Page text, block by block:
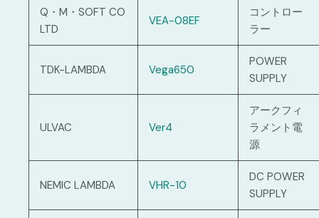
Q・M・SOFT CO
LTD
VEA-08EF
コントロー
ラー
TDK-LAMBDA Vega650
POWER
SUPPLY
ULVAC Ver4
アークフィ
ラメント電
源
NEMIC LAMBDA VHR-10
DC POWER
SUPPLY